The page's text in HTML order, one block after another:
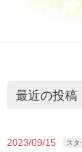
最近の投稿
2023/09/15 スタ